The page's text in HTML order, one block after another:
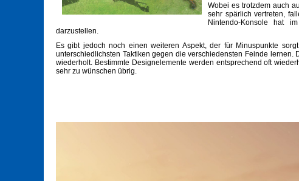
Wobei es trotzdem auch
sehr spärlich vertreten,
Nintendo-Konsole hat
darzustellen.
Es gibt jedoch noch einen weiteren Aspekt, der für Minuspunkte
unterschiedlichsten Taktiken gegen die verschiedensten Feinde
wiederholt. Bestimmte Designelemente werden entsprechend oft
sehr zu wünschen übrig.